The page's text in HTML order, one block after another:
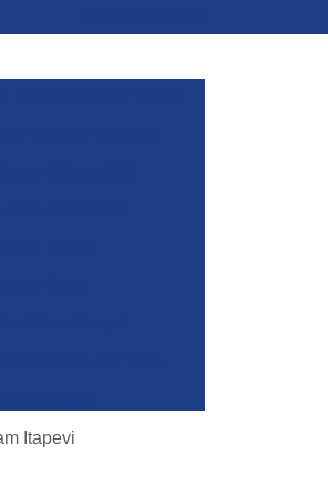
para Alugar
Itapevi